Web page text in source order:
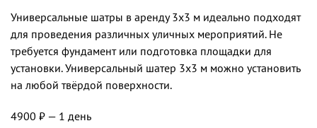
Универсальные шатры в аренду 3х3 м идеально подходят
для проведения различных уличных мероприятий. Не
требуется фундамент или подготовка площадки для
установки. Универсальный шатер 3х3 м можно установить
на любой твёрдой поверхности.
4900 ₽ — 1 день